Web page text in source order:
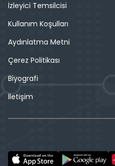
İzleyici Temsilcisi
Kullanım Koşulları
Aydınlatma Metni
Çerez Politikası
Biyografi
İletişim